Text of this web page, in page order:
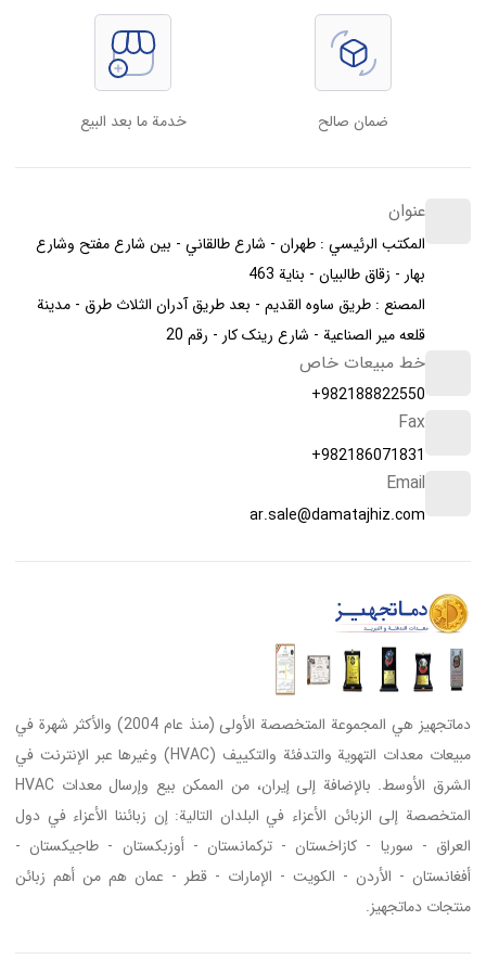
ضمان صالح خدمة ما بعد البيع
عنوان
المكتب الرئيسي : طهران - شارع طالقاني - بين شارع مفتح وشارع
بهار - زقاق طالبیان - بناية 463
المصنع : طريق ساوه القديم - بعد طريق آدران الثلاث طرق - مدينة
قلعه مير الصناعية - شارع رینک کار - رقم 20
خط مبيعات خاص
+982188822550
Fax
+982186071831
Email
ar.sale@damatajhiz.com
دماتجهيز هي المجموعة المتخصصة الأولى (منذ عام 2004) والأكثر شهرة في
مبيعات معدات التهوية والتدفئة والتكييف (HVAC) وغيرها عبر الإنترنت في
الشرق الأوسط. بالإضافة إلى إيران، من الممكن بيع وإرسال معدات HVAC
المتخصصة إلى الزبائن الأعزاء في البلدان التالية: إن زبائننا الأعزاء في دول
العراق - سوريا - كازاخستان - تركمانستان - أوزبكستان - طاجيكستان -
أفغانستان - الأردن - الكويت - الإمارات - قطر - عمان هم من أهم زبائن
منتجات دماتجهيز.